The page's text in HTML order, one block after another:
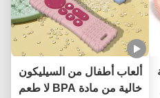
ألعاب أطفال من السيليكون
خالية من مادة BPA لا طعم